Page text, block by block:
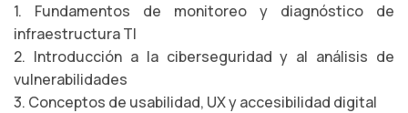
1. Fundamentos de monitoreo y diagnóstico de
infraestructura TI
2. Introducción a la ciberseguridad y al análisis de
vulnerabilidades
3. Conceptos de usabilidad, UX y accesibilidad digital